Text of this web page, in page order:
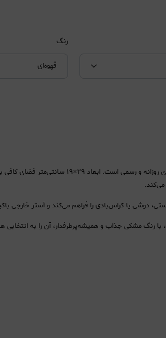
رنگ
قهوه‌ای
یک انتخاب شیک و لوکس برای استایل‌های
دوشی یا کراس‌بادی را فراهم می‌کند و آستر خارجی
رنگ مشکی جذاب و همیشه‌پرطرفدار، آن را به انتخابی